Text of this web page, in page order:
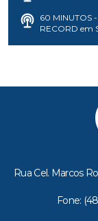
60 MINUTOS
RECORD em
Rua Cel. Marcos
Fone: